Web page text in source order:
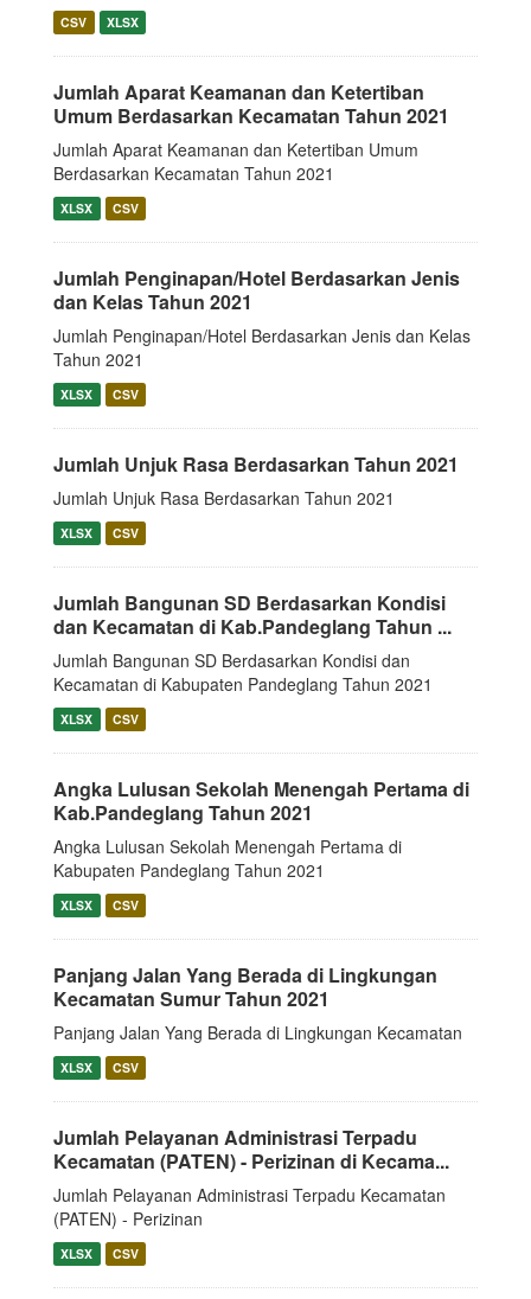
CSV XLSX
Jumlah Aparat Keamanan dan Ketertiban
Umum Berdasarkan Kecamatan Tahun 2021
Jumlah Aparat Keamanan dan Ketertiban Umum
Berdasarkan Kecamatan Tahun 2021
XLSX CSV
Jumlah Penginapan/Hotel Berdasarkan Jenis
dan Kelas Tahun 2021
Jumlah Penginapan/Hotel Berdasarkan Jenis dan Kelas
Tahun 2021
XLSX CSV
Jumlah Unjuk Rasa Berdasarkan Tahun 2021
Jumlah Unjuk Rasa Berdasarkan Tahun 2021
XLSX CSV
Jumlah Bangunan SD Berdasarkan Kondisi
dan Kecamatan di Kab.Pandeglang Tahun ...
Jumlah Bangunan SD Berdasarkan Kondisi dan
Kecamatan di Kabupaten Pandeglang Tahun 2021
XLSX CSV
Angka Lulusan Sekolah Menengah Pertama di
Kab.Pandeglang Tahun 2021
Angka Lulusan Sekolah Menengah Pertama di
Kabupaten Pandeglang Tahun 2021
XLSX CSV
Panjang Jalan Yang Berada di Lingkungan
Kecamatan Sumur Tahun 2021
Panjang Jalan Yang Berada di Lingkungan Kecamatan
XLSX CSV
Jumlah Pelayanan Administrasi Terpadu
Kecamatan (PATEN) - Perizinan di Kecama...
Jumlah Pelayanan Administrasi Terpadu Kecamatan
(PATEN) - Perizinan
XLSX CSV